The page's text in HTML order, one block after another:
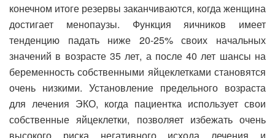
конечном итоге резервы заканчиваются, когда женщина
достигает менопаузы. Функция яичников имеет
тенденцию падать ниже 20-25% своих начальных
значений в возрасте 35 лет, а после 40 лет шансы на
беременность собственными яйцеклетками становятся
очень низкими. Установление предельного возраста
для лечения ЭКО, когда пациентка использует свои
собственные яйцеклетки, позволяет избежать очень
высокого риска негативного исхода лечения и